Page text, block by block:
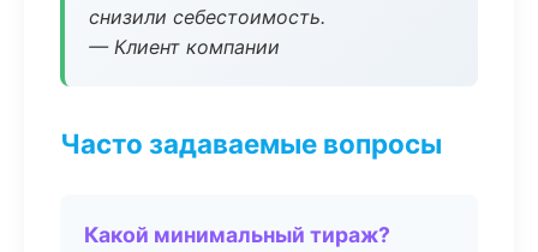
снизили себестоимость.
— Клиент компании
Часто задаваемые вопросы
Какой минимальный тираж?